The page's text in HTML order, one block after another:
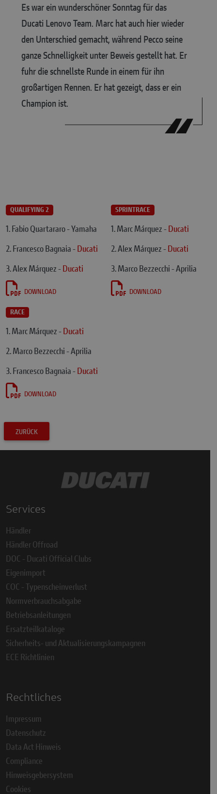
Es war ein wunderschöner Sonntag für das
Ducati Lenovo Team. Marc hat auch hier wieder
den Unterschied gemacht, während Pecco seine
ganze Schnelligkeit unter Beweis gestellt hat. Er
fuhr die schnellste Runde in einem für ihn
großartigen Rennen. Er hat gezeigt, dass er ein
Champion ist.
QUALIFYING 2
1. Fabio Quartararo - Yamaha
2. Francesco Bagnaia -Ducati
3. Alex Márquez -Ducati
DOWNLOAD
SPRINTRACE
1. Marc Márquez -Ducati
2. Alex Márquez -Ducati
3. Marco Bezzecchi - Aprilia
DOWNLOAD
RACE
1. Marc Márquez -Ducati
2. Marco Bezzecchi - Aprilia
3. Francesco Bagnaia -Ducati
DOWNLOAD
ZURÜCK
Services
Händler
Händler Offroad
DOC - Ducati Official Clubs
Eigenimport
COC - Typenscheinverlust
Normverbrauchsabgabe
Betriebsanleitungen
Ersatzteilkataloge
Sicherheits- und Aktualisierungskampagnen
ECE Richtlinien
Rechtliches
Impressum
Datenschutz
Data Act Hinweis
Compliance
Hinweisgebersystem
Cookies